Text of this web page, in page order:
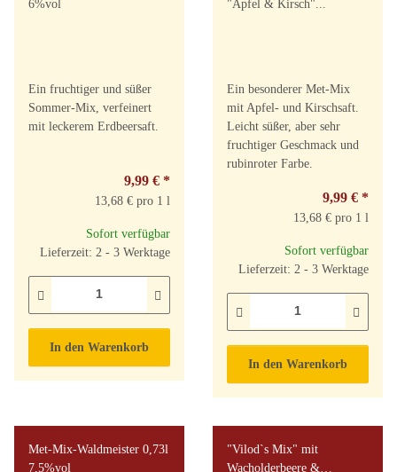
Ein fruchtiger und süßer
Sommer-Mix, verfeinert
mit leckerem Erdbeersaft.
9,99 € *
13,68 € pro 1 l
Sofort verfügbar
Lieferzeit: 2 - 3 Werktage
In den Warenkorb
Ein besonderer Met-Mix
mit Apfel- und Kirschsaft.
Leicht süßer, aber sehr
fruchtiger Geschmack und
rubinroter Farbe.
9,99 € *
13,68 € pro 1 l
Sofort verfügbar
Lieferzeit: 2 - 3 Werktage
In den Warenkorb
Met-Mix-Waldmeister 0,73l
7,5%vol
"Vilod`s Mix" mit
Wacholderbeere &